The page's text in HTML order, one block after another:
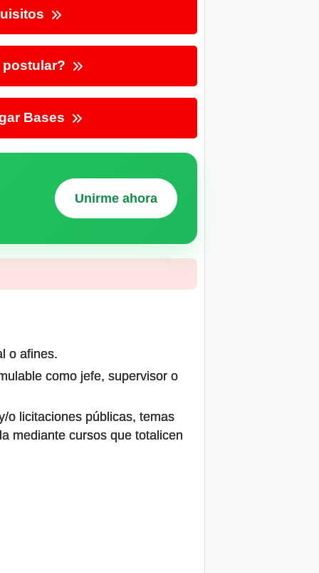
postular?
Bases
Unirme ahora
o afines.
como jefe, supervisor o
o licitaciones públicas, temas
mediante cursos que totalicen